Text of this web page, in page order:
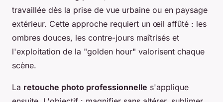
travaillée dès la prise de vue urbaine ou en paysage
extérieur. Cette approche requiert un œil affûté : les
ombres douces, les contre-jours maîtrisés et
l'exploitation de la "golden hour" valorisent chaque
scène.
La retouche photo professionnelle s'applique